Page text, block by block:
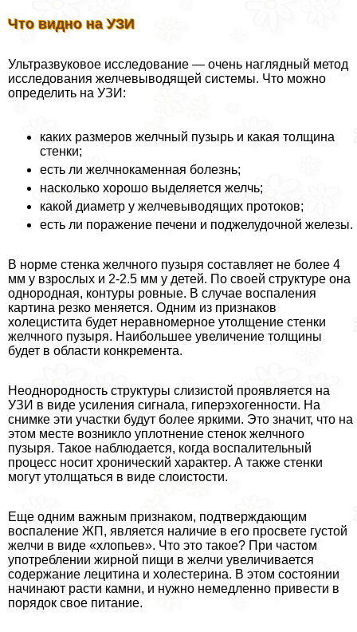
Что видно на УЗИ
Ультразвуковое исследование — очень наглядный метод
исследования желчевыводящей системы. Что можно
определить на УЗИ:
каких размеров желчный пузырь и какая толщина
стенки;
есть ли желчнокаменная болезнь;
насколько хорошо выделяется желчь;
какой диаметр у желчевыводящих протоков;
есть ли поражение печени и поджелудочной железы.
В норме стенка желчного пузыря составляет не более 4
мм у взрослых и 2-2.5 мм у детей. По своей структуре она
однородная, контуры ровные. В случае воспаления
картина резко меняется. Одним из признаков
холецистита будет неравномерное утолщение стенки
желчного пузыря. Наибольшее увеличение толщины
будет в области конкремента.
Неоднородность структуры слизистой проявляется на
УЗИ в виде усиления сигнала, гиперэхогенности. На
снимке эти участки будут более яркими. Это значит, что на
этом месте возникло уплотнение стенок желчного
пузыря. Такое наблюдается, когда воспалительный
процесс носит хронический хаpaктер. А также стенки
могут утолщаться в виде слоистости.
Еще одним важным признаком, подтверждающим
воспаление ЖП, является наличие в его просвете густой
желчи в виде «хлопьев». Что это такое? При частом
употрeблении жирной пищи в желчи увеличивается
содержание лецитина и холестерина. В этом состоянии
начинают расти камни, и нужно немедленно привести в
порядок свое питание.